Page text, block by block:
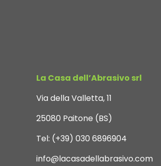
La Casa dell’Abrasivo srl
Via della Valletta, 11
25080 Paitone (BS)
Tel: (+39) 030 6896904
info@lacasadellabrasivo.com